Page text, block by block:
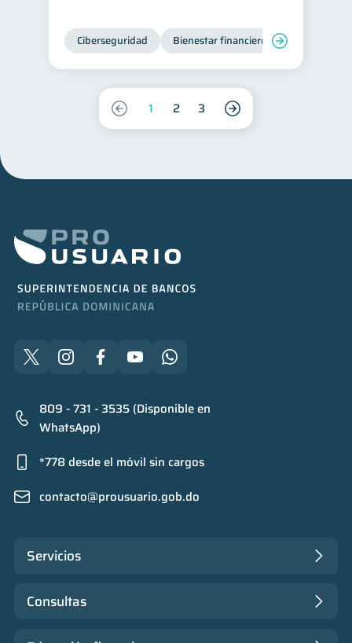
Ciberseguridad Bienestar financiero
1 2 3
809 - 731 - 3535 (Disponible en
WhatsApp)
*778 desde el móvil sin cargos
contacto@prousuario.gob.do
Servicios
Consultas